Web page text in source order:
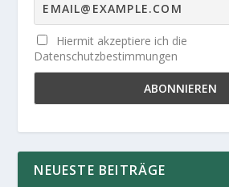
Hiermit akzeptiere ich die
Datenschutzbestimmungen
NEUESTE BEITRÄGE